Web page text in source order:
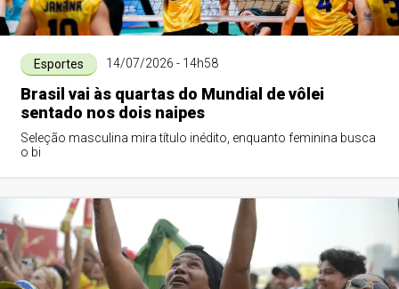
Esportes 14/07/2026 - 14h58
Brasil vai às quartas do Mundial de vôlei
sentado nos dois naipes
Seleção masculina mira título inédito, enquanto feminina busca
o bi